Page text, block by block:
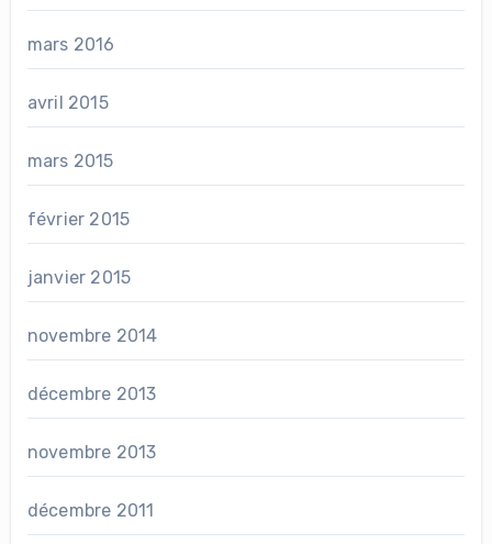
mars 2016
avril 2015
mars 2015
février 2015
janvier 2015
novembre 2014
décembre 2013
novembre 2013
décembre 2011